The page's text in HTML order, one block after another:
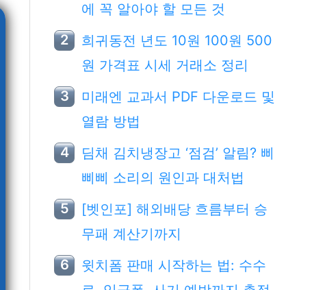
에 꼭 알아야 할 모든 것
희귀동전 년도 10원 100원 500
원 가격표 시세 거래소 정리
미래엔 교과서 PDF 다운로드 및
열람 방법
딤채 김치냉장고 ‘점검’ 알림? 삐
삐삐 소리의 원인과 대처법
[벳인포] 해외배당 흐름부터 승
무패 계산기까지
윗치폼 판매 시작하는 법: 수수